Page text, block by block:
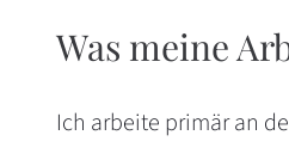
Was meine
Ich arbeite primär an